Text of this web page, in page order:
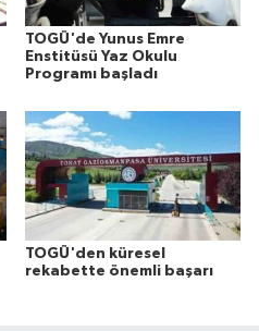
TOGÜ'de Yunus Emre
Enstitüsü Yaz Okulu
Programı başladı
TOGÜ'den küresel
rekabette önemli başarı